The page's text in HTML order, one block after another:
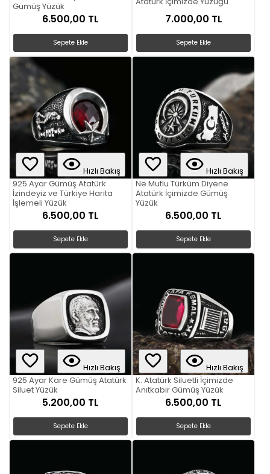
Gümüş Yüzük
6.500,00 TL
Sepete Ekle
7.000,00 TL
Sepete Ekle
Hızlı Bakış
925 Ayar Gümüş Atatürk
İzindeyiz ve Türkiye Harita
İşlemeli Yüzük
6.500,00 TL
Sepete Ekle
Hızlı Bakış
Ne Mutlu Türküm Diyene
Atatürk İçimizde Gümüş
Yüzük
6.500,00 TL
Sepete Ekle
Hızlı Bakış
925 Ayar Kare Gümüş Atatürk
Siluet Yüzük
5.200,00 TL
Sepete Ekle
Hızlı Bakış
K. Atatürk Siluetli İçimizde
Anıtkabir Gümüş Yüzük
6.500,00 TL
Sepete Ekle